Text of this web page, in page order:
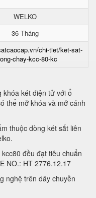
WELKO
36 Tháng
chi-tiet/ket-sat-
chay-kcc-80-kc
khóa két điện tử với ổ
thể mở khóa và mở cánh
thuộc dòng két sắt liên
đều đạt tiêu chuẩn
NO.: HT 2776.12.17
nghệ trên dây chuyền